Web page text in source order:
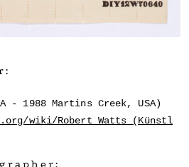
- 1988 Martins Creek, USA)
wiki/Robert_Watts_(Künstl